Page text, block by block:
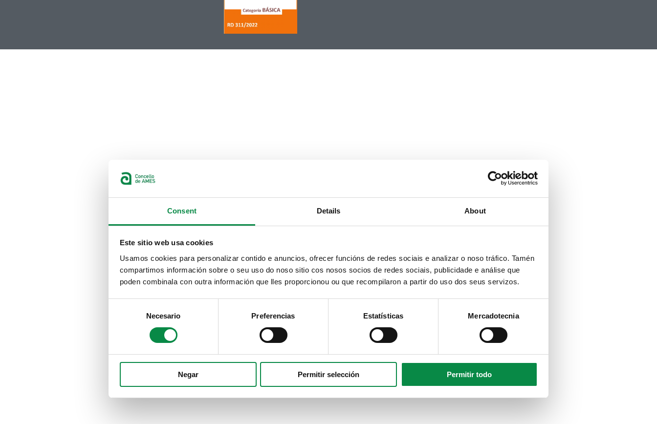
Consent Details About
Este sitio web usa cookies
Usamos cookies para personalizar contido e anuncios, ofrecer funcións de redes sociais e analizar o noso tráfico. Tamén
compartimos información sobre o seu uso do noso sitio cos nosos socios de redes sociais, publicidade e análise que
poden combinala con outra información que lles proporcionou ou que recompilaron a partir do uso dos seus servizos.
Necesario Preferencias Estatísticas Mercadotecnia
Negar Permitir selección Permitir todo